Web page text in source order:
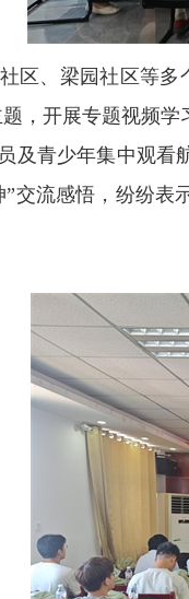
区、梁园社区等
，开展专题视频学
及青少年集中观
交流感悟，纷纷